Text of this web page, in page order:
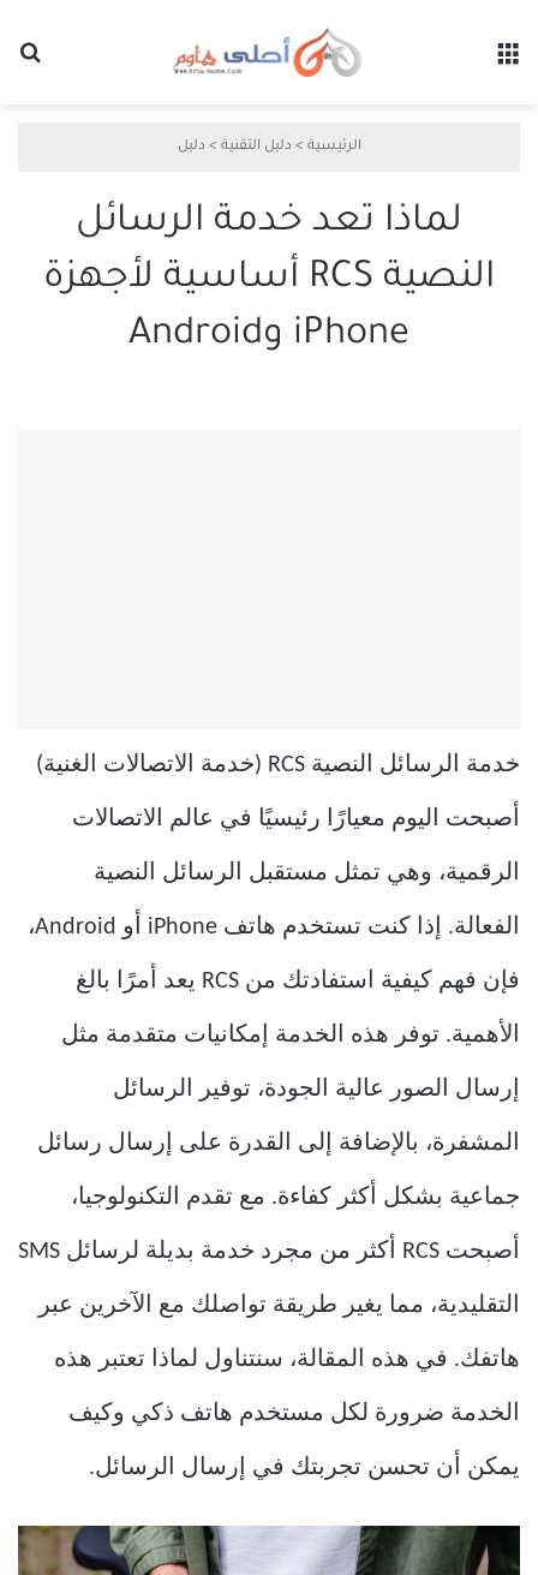
الرئيسية > دليل التقنية > دليل
لماذا تعد خدمة الرسائل
النصية RCS أساسية لأجهزة
iPhone وAndroid
خدمة الرسائل النصية RCS (خدمة الاتصالات الغنية)
أصبحت اليوم معيارًا رئيسيًا في عالم الاتصالات
الرقمية، وهي تمثل مستقبل الرسائل النصية
الفعالة. إذا كنت تستخدم هاتف iPhone أو Android،
فإن فهم كيفية استفادتك من RCS يعد أمرًا بالغ
الأهمية. توفر هذه الخدمة إمكانيات متقدمة مثل
إرسال الصور عالية الجودة، توفير الرسائل
المشفرة، بالإضافة إلى القدرة على إرسال رسائل
جماعية بشكل أكثر كفاءة. مع تقدم التكنولوجيا،
أصبحت RCS أكثر من مجرد خدمة بديلة لرسائل SMS
التقليدية، مما يغير طريقة تواصلك مع الآخرين عبر
هاتفك. في هذه المقالة، سنتناول لماذا تعتبر هذه
الخدمة ضرورة لكل مستخدم هاتف ذكي وكيف
يمكن أن تحسن تجربتك في إرسال الرسائل.